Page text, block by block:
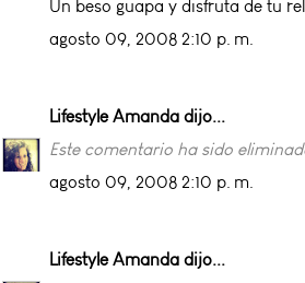
Un beso guapa y disfruta de tu
agosto 09, 2008 2:10 p. m.
Lifestyle Amanda dijo...
Este comentario ha sido
agosto 09, 2008 2:10 p. m.
Lifestyle Amanda dijo...